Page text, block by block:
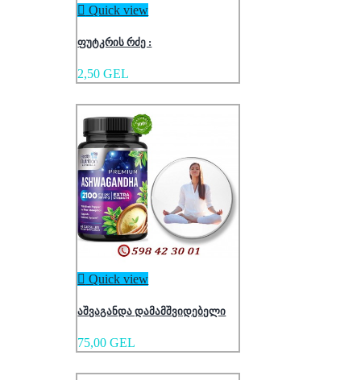
 Quick view
ფუტკრის რძე :
2,50 GEL
 Quick view
აშვაგანდა დამამშვიდებელი
75,00 GEL